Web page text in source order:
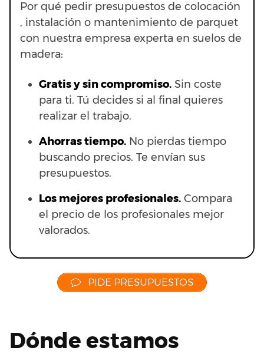
Por qué pedir presupuestos de colocación
, instalación o mantenimiento de parquet
con nuestra empresa experta en suelos de
madera:
Gratis y sin compromiso. Sin coste
para ti. Tú decides si al final quieres
realizar el trabajo.
Ahorras tiempo. No pierdas tiempo
buscando precios. Te envían sus
presupuestos.
Los mejores profesionales. Compara
el precio de los profesionales mejor
valorados.
PIDE PRESUPUESTOS
Dónde estamos